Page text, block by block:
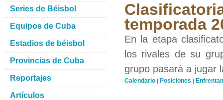
temporada
En la etapa
los rivales de su
grupo pasará a jugar
Calendario | Posiciones |
Series de Béisbol
Equipos de Cuba
Estadios de béisbol
Provincias de Cuba
Reportajes
Artículos